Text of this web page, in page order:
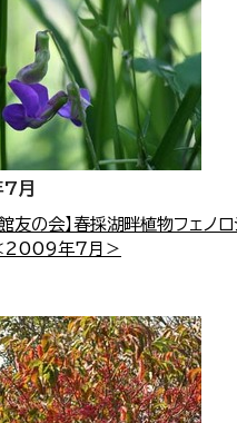
月
館友の会】春採湖畔植物フェノ
2009年7月＞